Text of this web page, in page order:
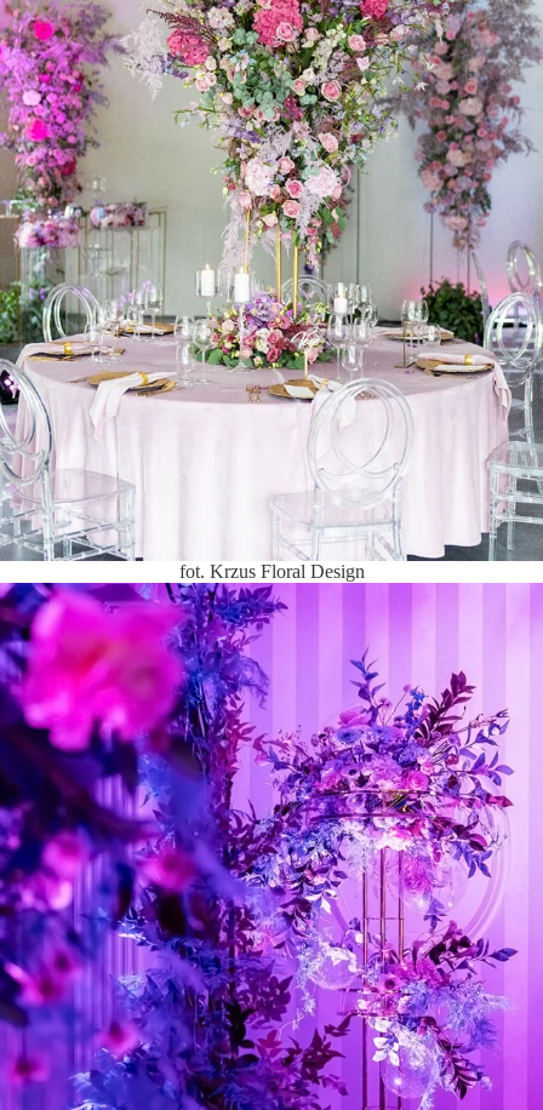
fot. Krzus Floral Design